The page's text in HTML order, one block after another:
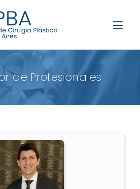
de Profesionales